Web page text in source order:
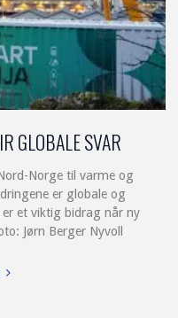
GLOBALE SVAR
Norge til varme og
er globale og
et viktig bidrag når ny
Jørn Berger Nyvoll
"ARKTISK